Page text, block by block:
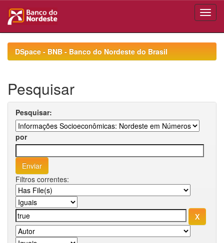
navigationDSpace - BNB - Banco do Nordeste do Brasil
Pesquisar
Pesquisar:
por
Filtros correntes: